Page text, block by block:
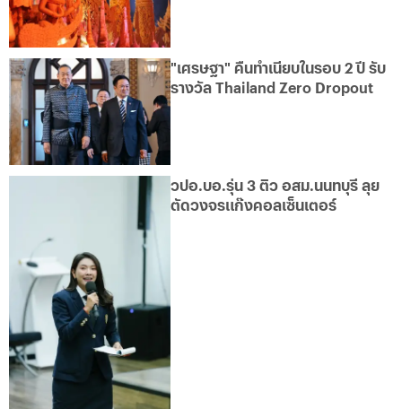
"เศรษฐา" คืนทำเนียบในรอบ 2 ปี รับ
รางวัล Thailand Zero Dropout
วปอ.บอ.รุ่น 3 ติว อสม.นนทบุรี ลุย
ตัดวงจรแก๊งคอลเซ็นเตอร์